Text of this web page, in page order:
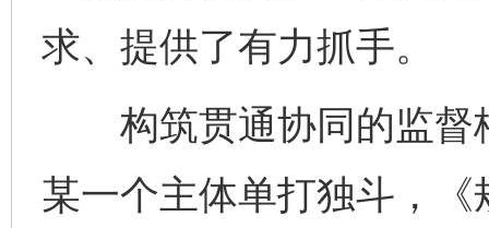
求、提供了有力抓手。
构筑贯通协同的监督
某一个主体单打独斗，